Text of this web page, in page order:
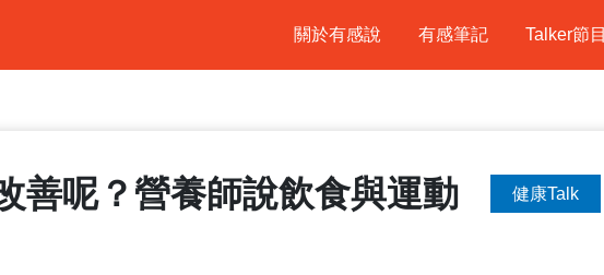
關於有感說 有感筆記 Talker節目
善呢？營養師說飲食與運動
健康Talk